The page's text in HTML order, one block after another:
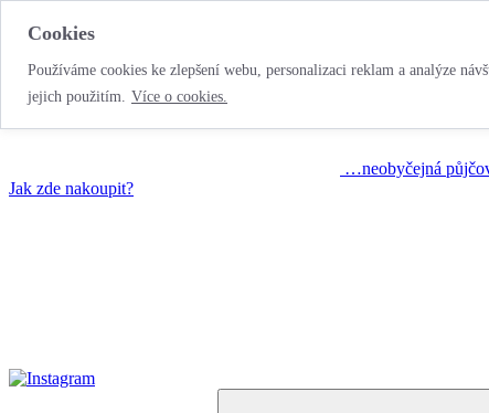
Cookies
Používáme cookies ke zlepšení webu, personalizaci reklam a analýze
jejich použitím. Více o cookies.
…neobyčejná
Jak zde nakoupit?